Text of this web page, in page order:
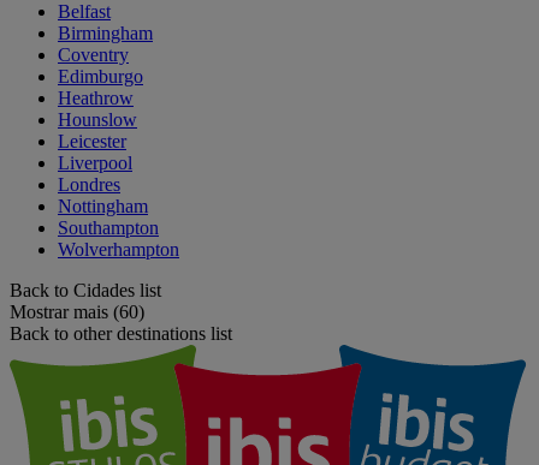
Belfast
Birmingham
Coventry
Edimburgo
Heathrow
Hounslow
Leicester
Liverpool
Londres
Nottingham
Southampton
Wolverhampton
Back to Cidades list
Mostrar mais (60)
Back to other destinations list